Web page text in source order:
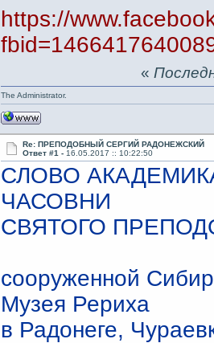
https://
«
The Administrator.
Re: ПРЕПОДОБНЫЙ СЕРГИЙ РАДОНЕЖСКИЙ
Ответ #1 - 16.05.2017 :: 10:22:50
СЛОВО
ЧАСОВНИ
СВЯТОГО
сооруженной
Музея Рериха
в Радонеге,